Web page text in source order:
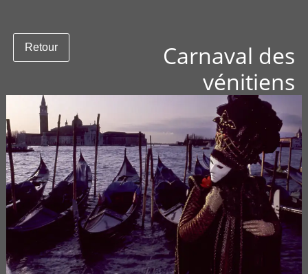
Carnaval des
vénitiens
Retour